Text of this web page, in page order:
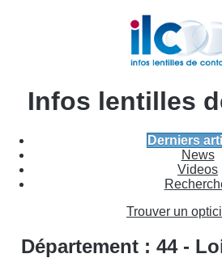
Infos lentilles
Derniers
News
Videos
Trouver un
Département : 44 -